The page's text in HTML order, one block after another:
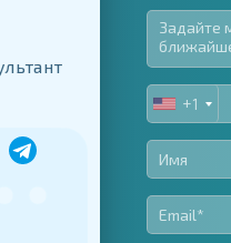
Подписаться на
использование
UNITED
STATES
+1
+1